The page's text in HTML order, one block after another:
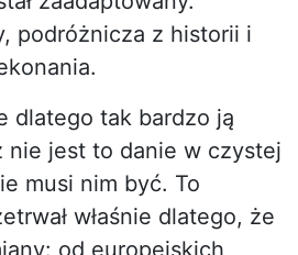
podróżnicza z historii i
dlatego tak bardzo ją
nie jest to danie w czystej
musi nim być. To
właśnie dlatego, że
od europejskich